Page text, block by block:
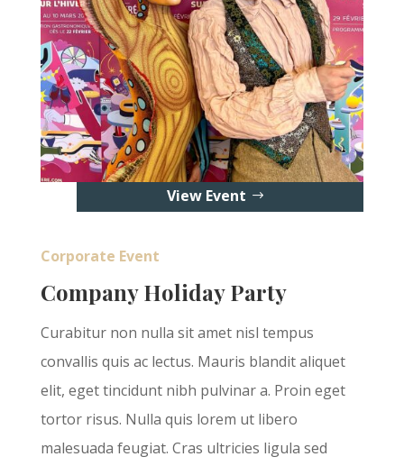
View Event
Corporate Event
Company Holiday Party
Curabitur non nulla sit amet nisl tempus
convallis quis ac lectus. Mauris blandit aliquet
elit, eget tincidunt nibh pulvinar a. Proin eget
tortor risus. Nulla quis lorem ut libero
malesuada feugiat. Cras ultricies ligula sed